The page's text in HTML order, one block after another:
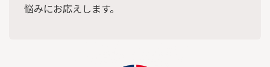
悩みにお応えします。